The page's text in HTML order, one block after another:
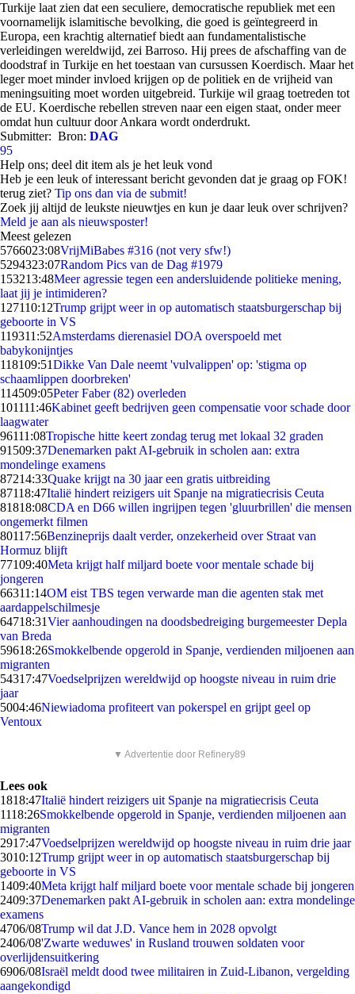
Turkije laat zien dat een seculiere, democratische republiek met een
voornamelijk islamitische bevolking, die goed is geïntegreerd in
Europa, een krachtig alternatief biedt aan fundamentalistische
verleidingen wereldwijd, zei Barroso. Hij prees de afschaffing van de
doodstraf in Turkije en het toestaan van cursussen Koerdisch. Maar het
leger moet minder invloed krijgen op de politiek en de vrijheid van
meningsuiting moet worden uitgebreid. Turkije wil graag toetreden tot
de EU. Koerdische rebellen streven naar een eigen staat, onder meer
omdat hun cultuur door Ankara wordt onderdrukt.
Submitter: Bron: DAG
95
Help ons; deel dit item als je het leuk vond
Heb je een leuk of interessant bericht gevonden dat je graag op FOK!
terug ziet? Tip ons dan via de submit!
Zoek jij altijd de leukste nieuwtjes en kun je daar leuk over schrijven?
Meld je aan als nieuwsposter!
Meest gelezen
5766023:08VrijMiBabes #316 (not very sfw!)
5294323:07Random Pics van de Dag #1979
153213:48Meer agressie tegen een andersluidende politieke mening,
laat jij je intimideren?
127110:12Trump grijpt weer in op automatisch staatsburgerschap bij
geboorte in VS
119311:52Amsterdams dierenasiel DOA overspoeld met
babykonijntjes
118109:51Dikke Van Dale neemt 'vulvalippen' op: 'stigma op
schaamlippen doorbreken'
114509:05Peter Faber (82) overleden
101111:46Kabinet geeft bedrijven geen compensatie voor schade door
laagwater
96111:08Tropische hitte keert zondag terug met lokaal 32 graden
91509:37Denemarken pakt AI-gebruik in scholen aan: extra
mondelinge examens
87214:33Quake krijgt na 30 jaar een gratis uitbreiding
87118:47Italië hindert reizigers uit Spanje na migratiecrisis Ceuta
81818:08CDA en D66 willen ingrijpen tegen 'gluurbrillen' die mensen
ongemerkt filmen
80117:56Benzineprijs daalt verder, onzekerheid over Straat van
Hormuz blijft
77109:40Meta krijgt half miljard boete voor mentale schade bij
jongeren
66311:14OM eist TBS tegen verwarde man die agenten stak met
aardappelschilmesje
64718:31Vier aanhoudingen na doodsbedreiging burgemeester Depla
van Breda
59618:26Smokkelbende opgerold in Spanje, verdienden miljoenen aan
migranten
54317:47Voedselprijzen wereldwijd op hoogste niveau in ruim drie
jaar
5004:46Niewiadoma profiteert van pokerspel en grijpt geel op
Ventoux
▼ Advertentie door Refinery89
Lees ook
1818:47Italië hindert reizigers uit Spanje na migratiecrisis Ceuta
1118:26Smokkelbende opgerold in Spanje, verdienden miljoenen aan
migranten
2917:47Voedselprijzen wereldwijd op hoogste niveau in ruim drie jaar
3010:12Trump grijpt weer in op automatisch staatsburgerschap bij
geboorte in VS
1409:40Meta krijgt half miljard boete voor mentale schade bij jongeren
2409:37Denemarken pakt AI-gebruik in scholen aan: extra mondelinge
examens
4706/08Trump wil dat J.D. Vance hem in 2028 opvolgt
2406/08'Zwarte weduwes' in Rusland trouwen soldaten voor
overlijdensuitkering
6906/08Israël meldt dood twee militairen in Zuid-Libanon, vergelding
aangekondigd